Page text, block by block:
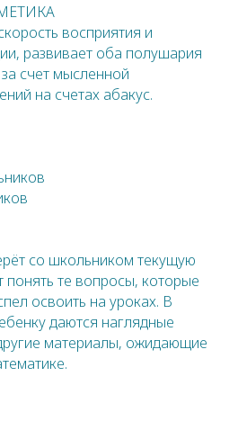
восприятия и
развивает оба полушария
счет мысленной
на счетах абакус.
со школьником текущую
те вопросы, которые
освоить на уроках. В
даются наглядные
материалы, ожидающие